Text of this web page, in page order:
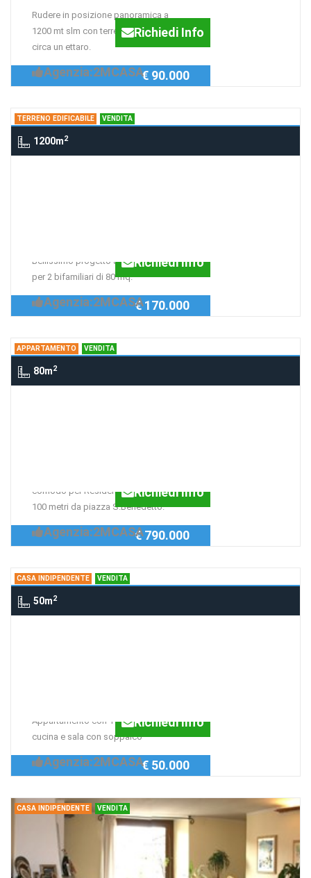
Rudere in posizione panoramica a
1200 mt slm con terreno annesso di
circa un ettaro.
Richiedi Info
Agenzia:2MCASA€ 90.000
TERRENO EDIFICABILE VENDITA
1200m2
Bellissimo progetto a 7 km da Norcia
per 2 bifamiliari di 80 mq.
Richiedi Info
Agenzia:2MCASA€ 170.000
APPARTAMENTO VENDITA
80m2
comodo per Residenza e Vacanze a
100 metri da piazza S.Benedetto.
Richiedi Info
Agenzia:2MCASA€ 790.000
CASA INDIPENDENTE VENDITA
50m2
Appartamento con 1 camera, 1 bagno,
cucina e sala con soppalco
Richiedi Info
Agenzia:2MCASA€ 50.000
CASA INDIPENDENTE VENDITA